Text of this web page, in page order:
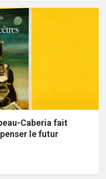
Caberia fait
le futur